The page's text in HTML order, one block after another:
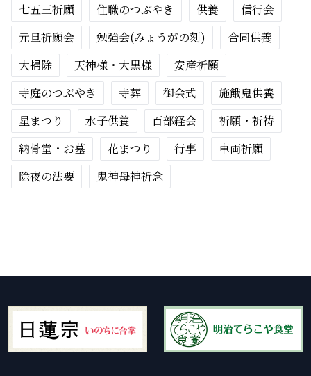
七五三祈願
住職のつぶやき 供養
信行会
元旦祈願会
勉強会(みょうがの刻)
合同供養
大掃除
天神様・大黒様
安産祈願
寺庭のつぶやき
寺葬 御会式
施餓鬼供養
星まつり
水子供養 百部経会
祈願・祈祷
納骨堂・お墓
花まつり 行事
車両祈願
除夜の法要
鬼神母神祈念